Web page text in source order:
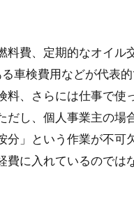
費、定期的なオイル
車検費用などが代表
料、さらには仕事で使
し、個人事業主の場
分」という作業が不可
に入れているのでは